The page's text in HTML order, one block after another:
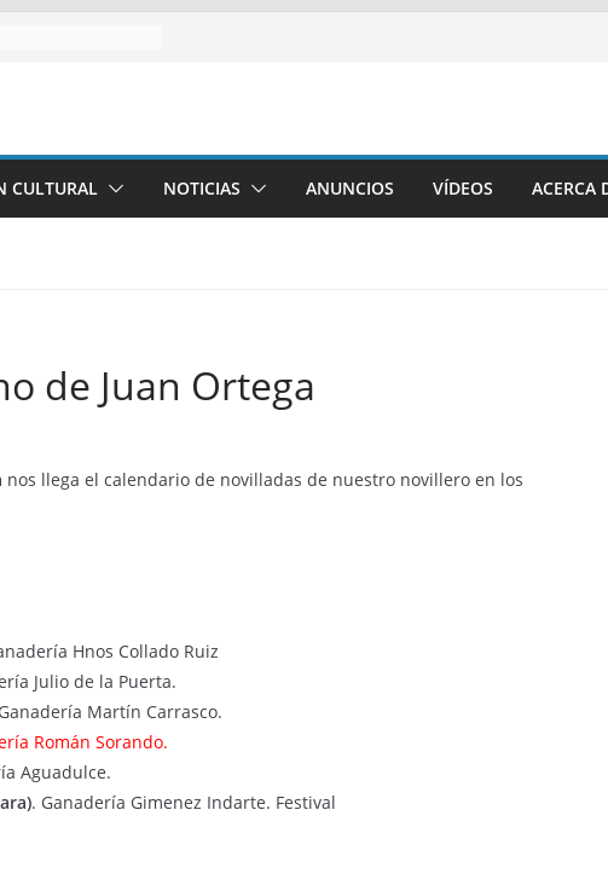
CULTURAL NOTICIAS ANUNCIOS VÍDEOS ACERCA
de Juan Ortega
nos llega el calendario de novilladas de nuestro novillero en los
Hnos Collado Ruiz
Julio de la Puerta.
Martín Carrasco.
Román Sorando.
Aguadulce.
. Ganadería Gimenez Indarte. Festival